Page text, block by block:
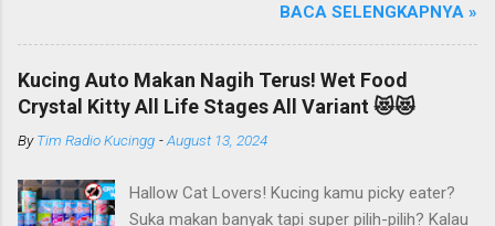
Haipet merupakan salah satu merk produk
kucing yang diproduksi oleh PT. Arthacat Tirta
Surya, Indonesia. Perusahaan ini bergerak di
bidang produk perlengkapan kucing, seperti Cat
Tree Furniture, Cat Accessories, Cat Food, Cat
Litter, Cat Sandbox/Cat Litter, dan lain-lain.
dahulu dari PT. Arthacat Tirta Surya ini, ada
BACA SELENGKAPNYA »
Kucing Auto Makan Nagih Terus! Wet Food
Crystal Kitty All Life Stages All Variant 😻😻
ByTim Radio Kucingg -August 13, 2024
Hallow Cat Lovers! Kucing kamu picky eater?
Suka makan banyak tapi super pilih-pilih? Kalau